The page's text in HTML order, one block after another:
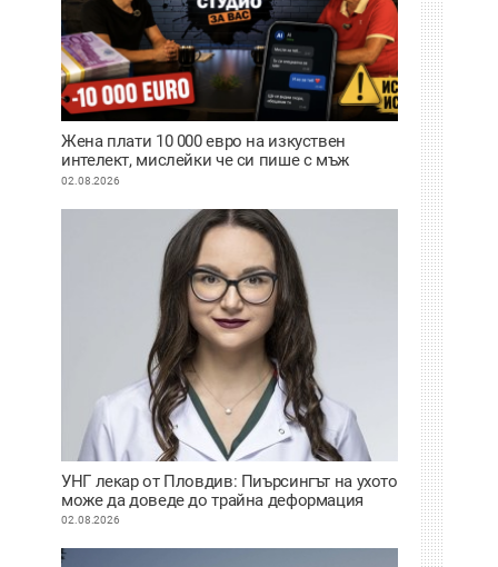
Жена плати 10 000 евро на изкуствен
интелект, мислейки че си пише с мъж
ВИДЕО
02.08.2026
УНГ лекар от Пловдив: Пиърсингът на ухото
може да доведе до трайна деформация
02.08.2026